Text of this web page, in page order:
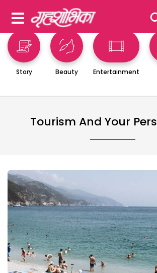
Story Beauty Entertainment
Tourism And Your